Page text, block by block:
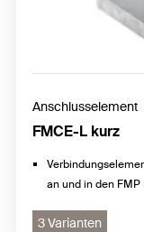
Anschlusselement
FMCE-L kurz
an und in den
3 Varianten